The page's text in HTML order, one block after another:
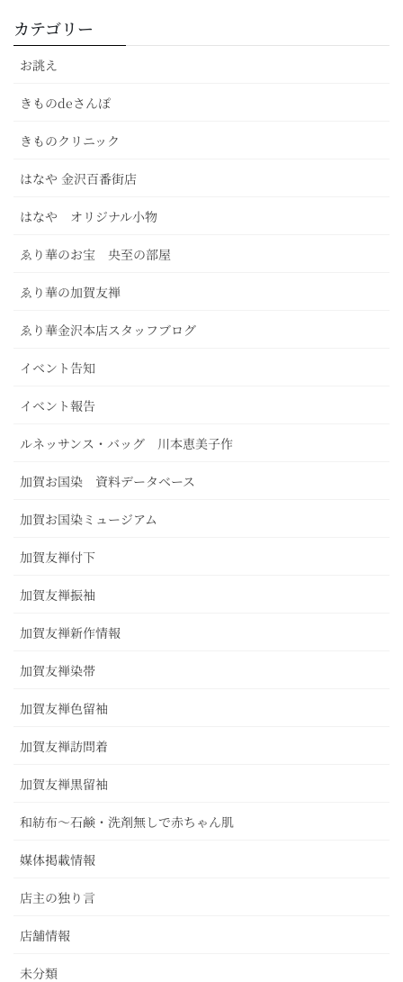
カテゴリー
お誂え
きものdeさんぽ
きものクリニック
はなや 金沢百番街店
はなや オリジナル小物
ゑり華のお宝 央至の部屋
ゑり華の加賀友禅
ゑり華金沢本店スタッフブログ
イベント告知
イベント報告
ルネッサンス・バッグ 川本恵美子作
加賀お国染 資料データベース
加賀お国染ミュージアム
加賀友禅付下
加賀友禅振袖
加賀友禅新作情報
加賀友禅染帯
加賀友禅色留袖
加賀友禅訪問着
加賀友禅黒留袖
和紡布～石鹸・洗剤無しで赤ちゃん肌
媒体掲載情報
店主の独り言
店舗情報
未分類